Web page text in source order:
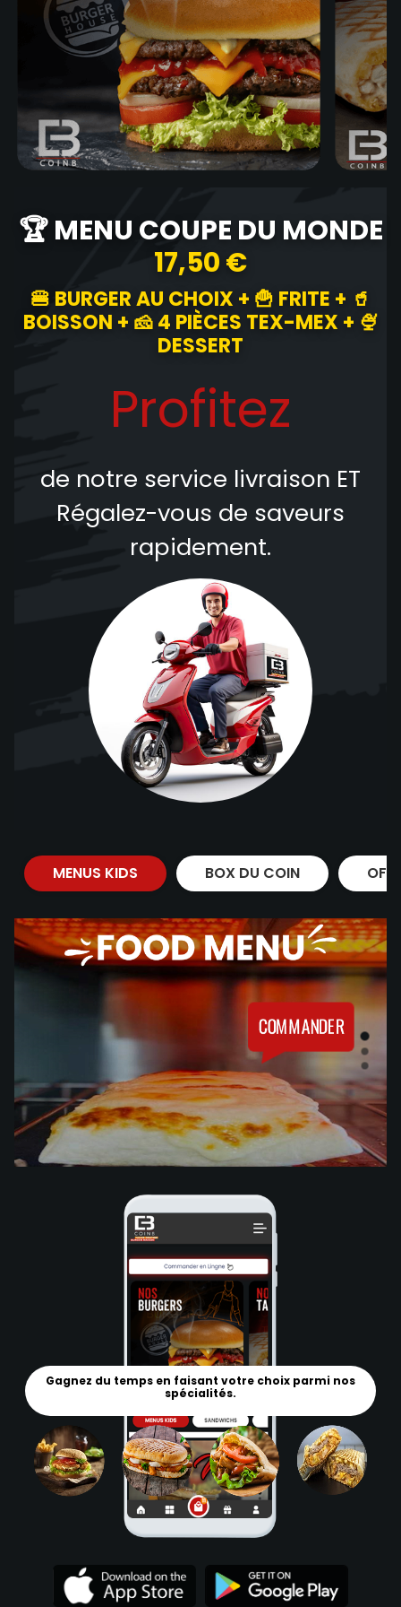
🏆 MENU COUPE DU MONDE
17,50 €
🍔 BURGER AU CHOIX + 🍟 FRITE + 🥤
BOISSON + 🧀 4 PIÈCES TEX-MEX + 🍨
DESSERT
Profitez
de notre service livraison ET
Régalez-vous de saveurs
rapidement.
MENUS KIDS BOX DU COIN
Gagnez du temps en faisant votre choix parmi nos
spécialités.